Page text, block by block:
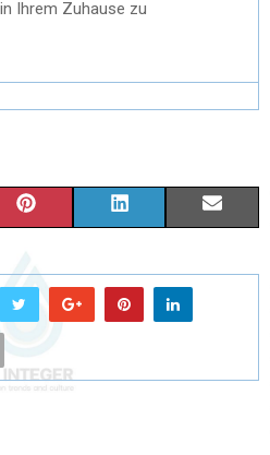
Ihrem Zuhause zu
N
T
N
K